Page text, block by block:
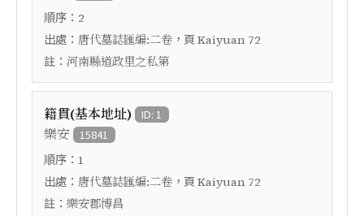
順序： 2
出處： 唐代墓誌匯編:二卷 ，頁 Kaiyuan 72
註： 河南縣道政里之私第
籍貫(基本地址) ID: 1
樂安 15841
順序： 1
出處： 唐代墓誌匯編:二卷 ，頁 Kaiyuan 72
註： 樂安郡博昌